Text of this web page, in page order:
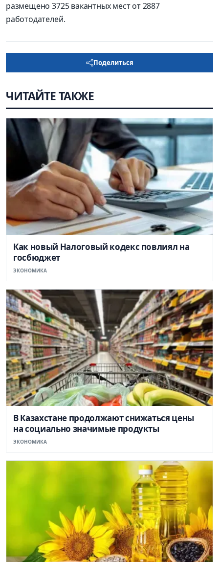
размещено 3725 вакантных мест от 2887
работодателей.
Поделиться
ЧИТАЙТЕ ТАКЖЕ
Как новый Налоговый кодекс повлиял на
госбюджет
ЭКОНОМИКА
В Казахстане продолжают снижаться цены
на социально значимые продукты
ЭКОНОМИКА